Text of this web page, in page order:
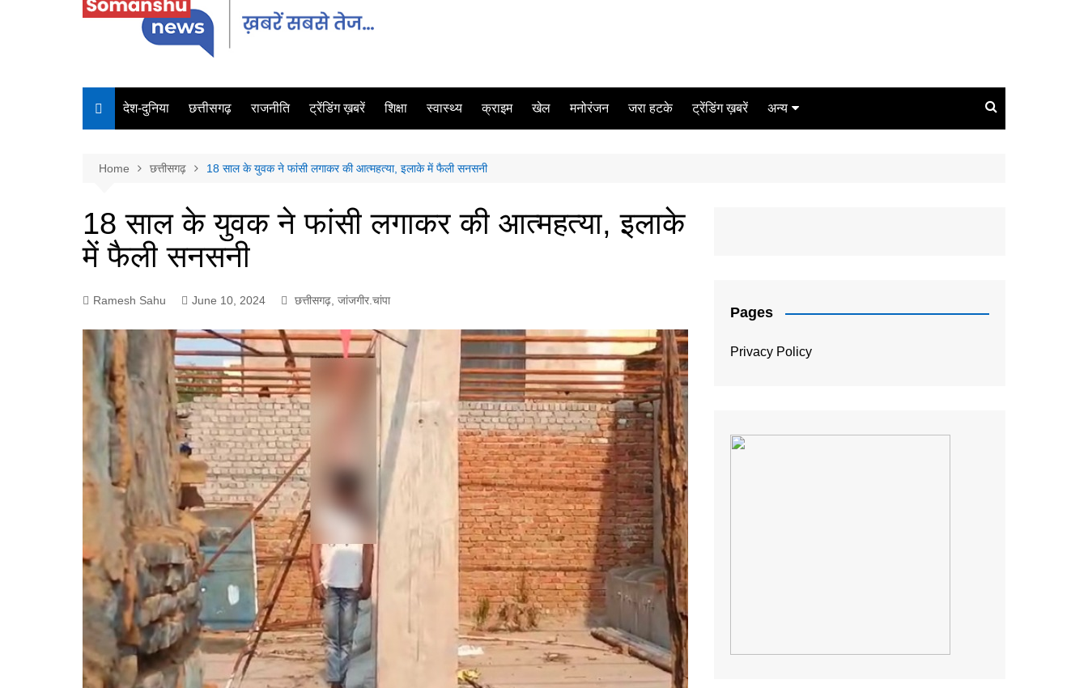
देश-दुनिया छत्तीसगढ़ राजनीति ट्रेंडिंग ख़बरें शिक्षा स्वास्थ्य क्राइम खेल मनोरंजन जरा हटके ट्रेंडिंग ख़बरें अन्य
Home छत्तीसगढ़ 18 साल के युवक ने फांसी लगाकर की आत्महत्या, इलाके में फैली सनसनी
18 साल के युवक ने फांसी लगाकर की आत्महत्या, इलाके
में फैली सनसनी
Ramesh Sahu June 10, 2024 छत्तीसगढ़, जांजगीर.चांपा
Pages
Privacy Policy